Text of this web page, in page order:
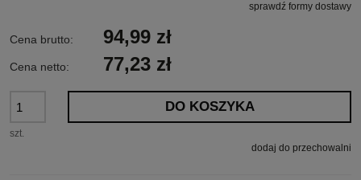
Cena nie zawiera ewentualnych kosztów płatnościsprawdź formy dostawy
Cena brutto: 94,99 zł
Cena netto: 77,23 zł
szt.
DO KOSZYKA
dodaj do przechowalni